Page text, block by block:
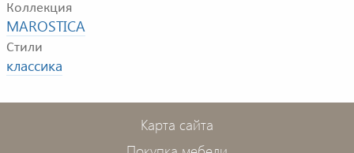
Коллекция
MAROSTICA
Стили
классика
Карта сайта